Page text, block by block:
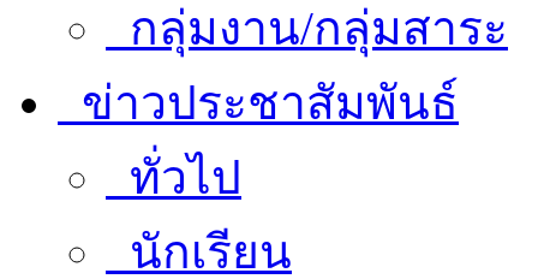
กลุ่มงาน/กลุ่มสาระ
ข่าวประชาสัมพันธ์
ทั่วไป
นักเรียน